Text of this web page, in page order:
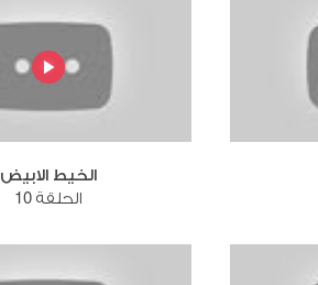
الخيط الابيض
الحلقة 10